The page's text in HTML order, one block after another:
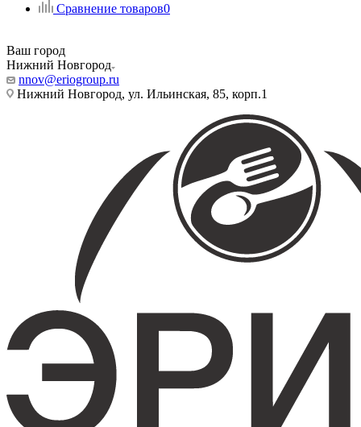
Сравнение товаров0
Ваш город
Нижний Новгород
nnov@eriogroup.ru
Нижний Новгород, ул. Ильинская, 85, корп.1